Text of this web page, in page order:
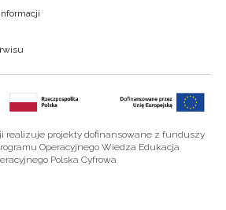
realizuje projekty dofinansowane z funduszy
Operacyjnego Wiedza Edukacja
Polska Cyfrowa